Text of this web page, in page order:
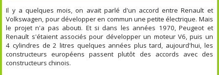
Il y a quelques mois, on avait parlé d'un accord entre Renault et
Volkswagen, pour développer en commun une petite électrique. Mais
le projet n'a pas abouti. Et si dans les années 1970, Peugeot et
Renault s'étaient associés pour développer un moteur V6, puis un
4 cylindres de 2 litres quelques années plus tard, aujourd'hui, les
constructeurs européens passent plutôt des accords avec des
constructeurs chinois.